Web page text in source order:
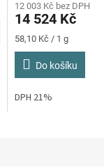
12 003 Kč bez DPH
14 524 Kč
Měrná
cena:
58,10 Kč / 1 g
Do košíku
DPH 21%